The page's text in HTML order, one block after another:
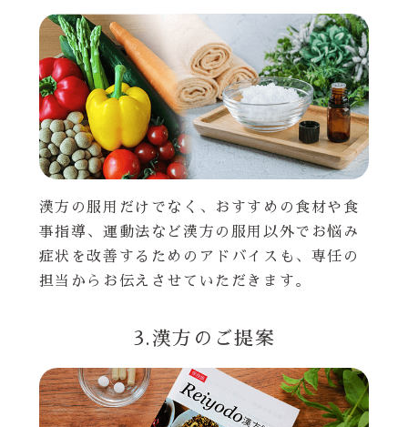
漢方の服用だけでなく、おすすめの食材や食
事指導、運動法など漢方の服用以外でお悩み
症状を改善するためのアドバイスも、専任の
担当からお伝えさせていただきます。
3.漢方のご提案